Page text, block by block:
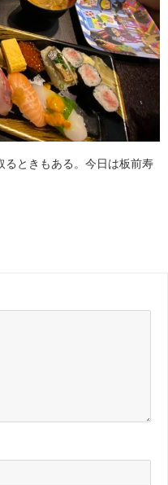
るときもある。今日は板前寿